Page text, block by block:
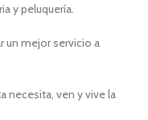
y peluquería.
un mejor servicio a
necesita, ven y vive la